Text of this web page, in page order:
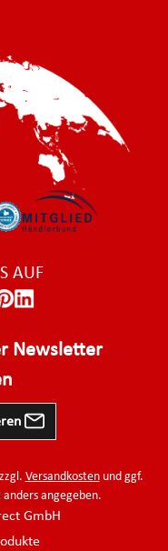
AUF
Newsletter
Versandkostenund ggf.
angegeben.
GmbH